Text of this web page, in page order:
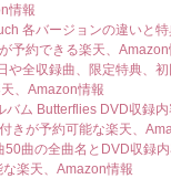
情報
各バージョンの違いと
予約できる楽天、Amazon
や全収録曲、限定特典、初
、Amazon情報
バム Butterflies DVD収録内
きが予約可能な楽天、
曲の全曲名とDVD収録
楽天、Amazon情報